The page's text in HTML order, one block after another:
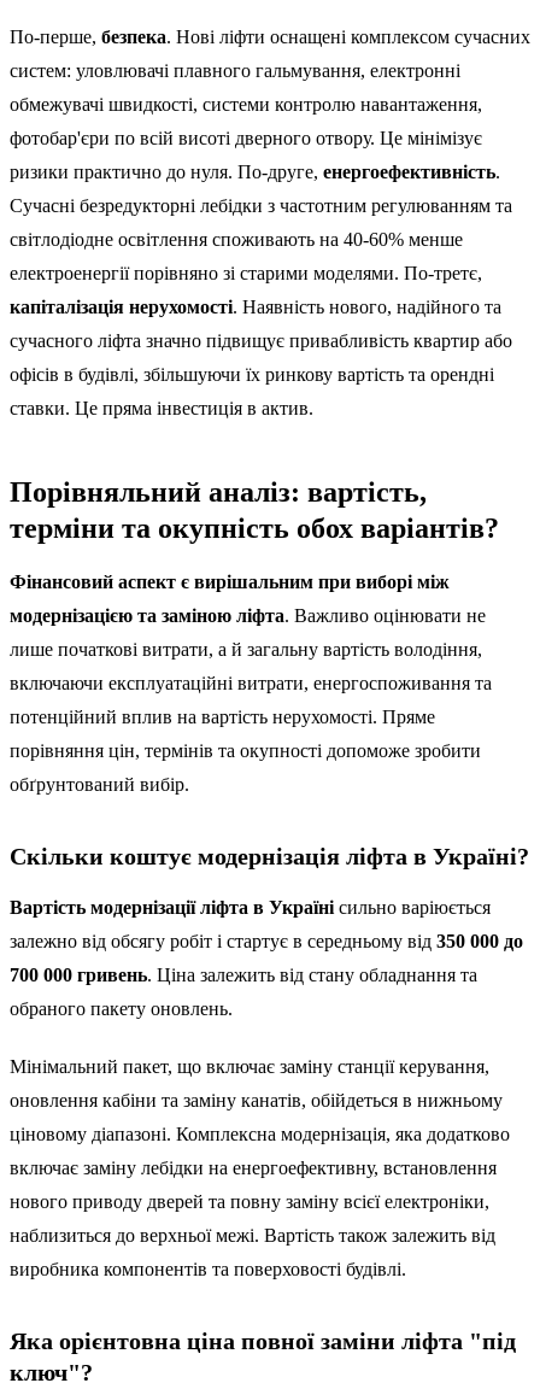
По-перше, безпека. Нові ліфти оснащені комплексом сучасних
систем: уловлювачі плавного гальмування, електронні
обмежувачі швидкості, системи контролю навантаження,
фотобар'єри по всій висоті дверного отвору. Це мінімізує
ризики практично до нуля. По-друге, енергоефективність.
Сучасні безредукторні лебідки з частотним регулюванням та
світлодіодне освітлення споживають на 40-60% менше
електроенергії порівняно зі старими моделями. По-третє,
капіталізація нерухомості. Наявність нового, надійного та
сучасного ліфта значно підвищує привабливість квартир або
офісів в будівлі, збільшуючи їх ринкову вартість та орендні
ставки. Це пряма інвестиція в актив.
Порівняльний аналіз: вартість,
терміни та окупність обох варіантів?
Фінансовий аспект є вирішальним при виборі між
модернізацією та заміною ліфта. Важливо оцінювати не
лише початкові витрати, а й загальну вартість володіння,
включаючи експлуатаційні витрати, енергоспоживання та
потенційний вплив на вартість нерухомості. Пряме
порівняння цін, термінів та окупності допоможе зробити
обґрунтований вибір.
Скільки коштує модернізація ліфта в Україні?
Вартість модернізації ліфта в Україні сильно варіюється
залежно від обсягу робіт і стартує в середньому від 350 000 до
700 000 гривень. Ціна залежить від стану обладнання та
обраного пакету оновлень.
Мінімальний пакет, що включає заміну станції керування,
оновлення кабіни та заміну канатів, обійдеться в нижньому
ціновому діапазоні. Комплексна модернізація, яка додатково
включає заміну лебідки на енергоефективну, встановлення
нового приводу дверей та повну заміну всієї електроніки,
наблизиться до верхньої межі. Вартість також залежить від
виробника компонентів та поверховості будівлі.
Яка орієнтовна ціна повної заміни ліфта "під
ключ"?